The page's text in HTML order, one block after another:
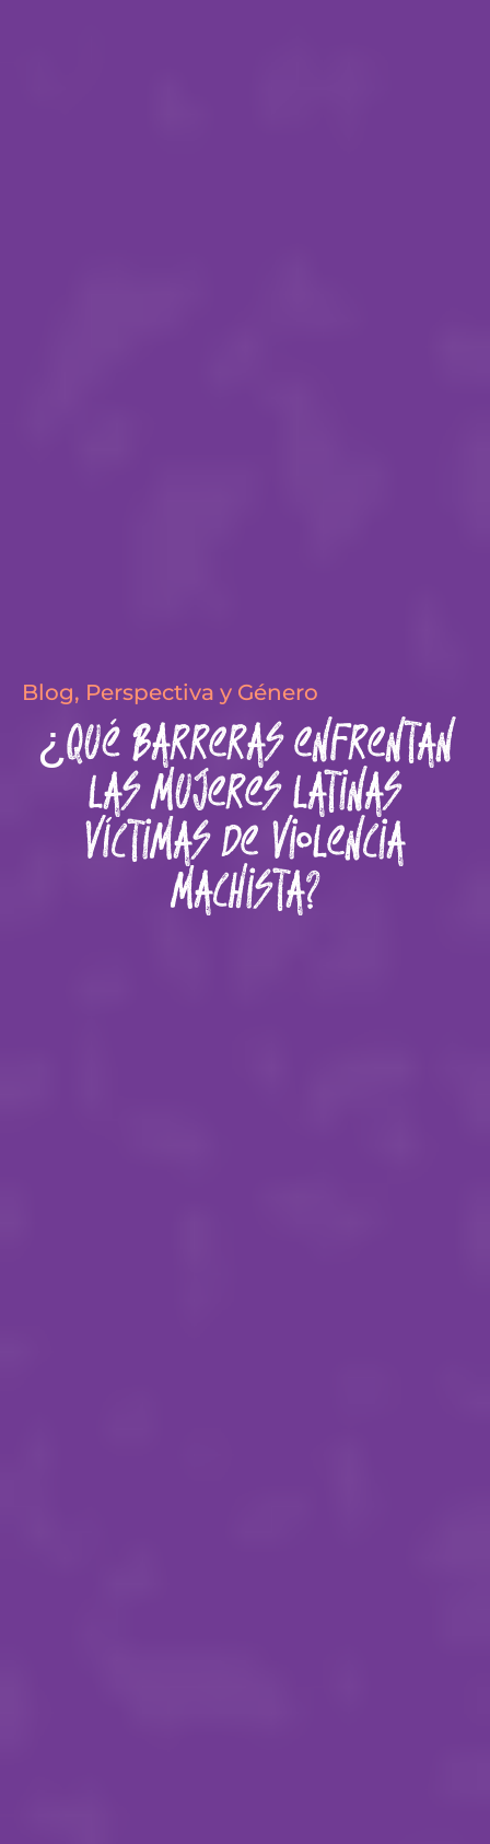
Blog, Perspectiva y Género
¿Qué barreras enfrentan
las mujeres latinas
víctimas de violencia
machista?